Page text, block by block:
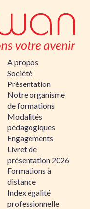
A propos
Société
Présentation
Notre organisme
de formations
Modalités
pédagogiques
Engagements
Livret de
présentation 2026
Formations à
distance
Index égalité
professionnelle